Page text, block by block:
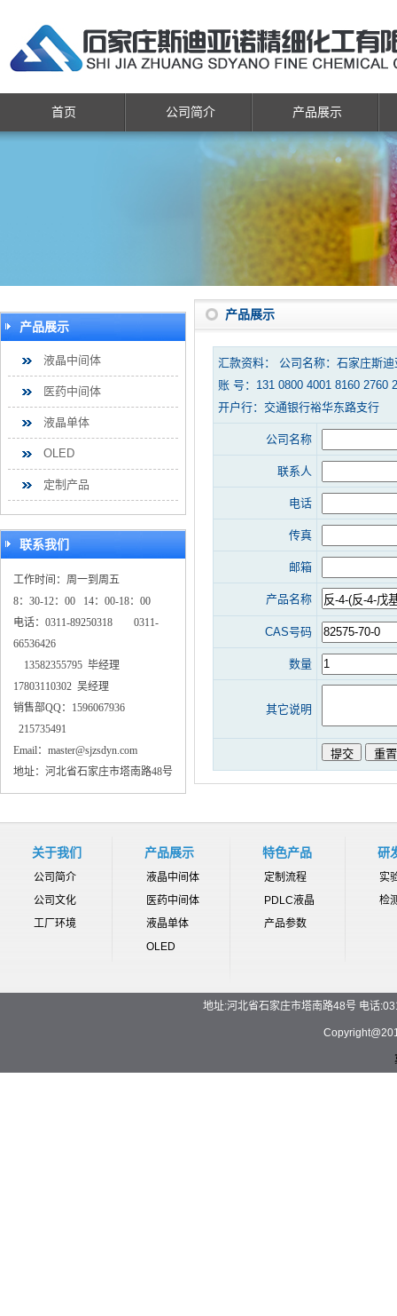
首页 公司简介 产品展示
产品展示
液晶中间体
医药中间体
液晶单体
OLED
定制产品
联系我们
工作时间：周一到周五
8：30-12：00 14：00-18：00
电话：0311-89250318 0311-
66536426
13582355795 毕经理
17803110302 吴经理
销售部QQ：1596067936
215735491
Email：master@sjzsdyn.com
地址：河北省石家庄市塔南路48号
产品展示
汇款资料： 公司名称：石家庄斯
账 号：131 0800 4001 8160 2760
开户行：交通银行裕华东路支行
公司名称
联系人
电话
传真
邮箱
产品名称
CAS号码
数量
其它说明
关于我们
公司简介
公司文化
工厂环境
产品展示
液晶中间体
医药中间体
液晶单体
OLED
特色产品
定制流程
PDLC液晶
产品参数
研
实
检
地址:河北省石家庄市塔南路48号 电话